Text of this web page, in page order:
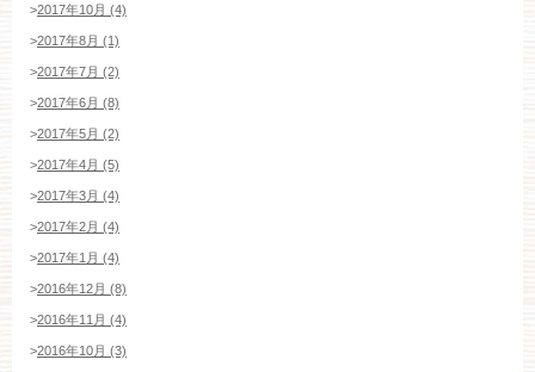
>2017年10月 (4)
>2017年8月 (1)
>2017年7月 (2)
>2017年6月 (8)
>2017年5月 (2)
>2017年4月 (5)
>2017年3月 (4)
>2017年2月 (4)
>2017年1月 (4)
>2016年12月 (8)
>2016年11月 (4)
>2016年10月 (3)